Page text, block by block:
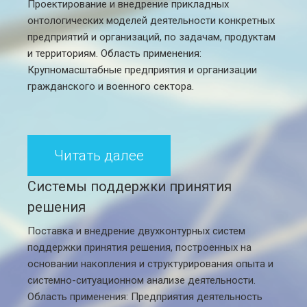
Проектирование и внедрение прикладных
онтологических моделей деятельности конкретных
предприятий и организаций, по задачам, продуктам
и территориям. Область применения:
Крупномасштабные предприятия и организации
гражданского и военного сектора.
Читать далее
Системы поддержки принятия
решения
Поставка и внедрение двухконтурных систем
поддержки принятия решения, построенных на
основании накопления и структурирования опыта и
системно-ситуационном анализе деятельности.
Область применения: Предприятия деятельность